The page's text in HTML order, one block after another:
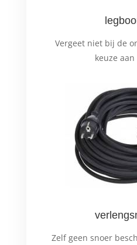
Vergeet niet bij de
keuze
Zelf geen snoer